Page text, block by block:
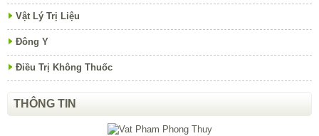
Vật Lý Trị Liệu
Đông Y
Điều Trị Không Thuốc
THÔNG TIN